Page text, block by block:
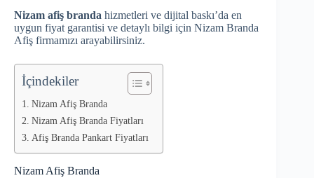
Nizam afiş branda hizmetleri ve dijital baskı’da en
uygun fiyat garantisi ve detaylı bilgi için Nizam Branda
Afiş firmamızı arayabilirsiniz.
İçindekiler
Nizam Afiş Branda
Nizam Afiş Branda Fiyatları
Afiş Branda Pankart Fiyatları
Nizam Afiş Branda